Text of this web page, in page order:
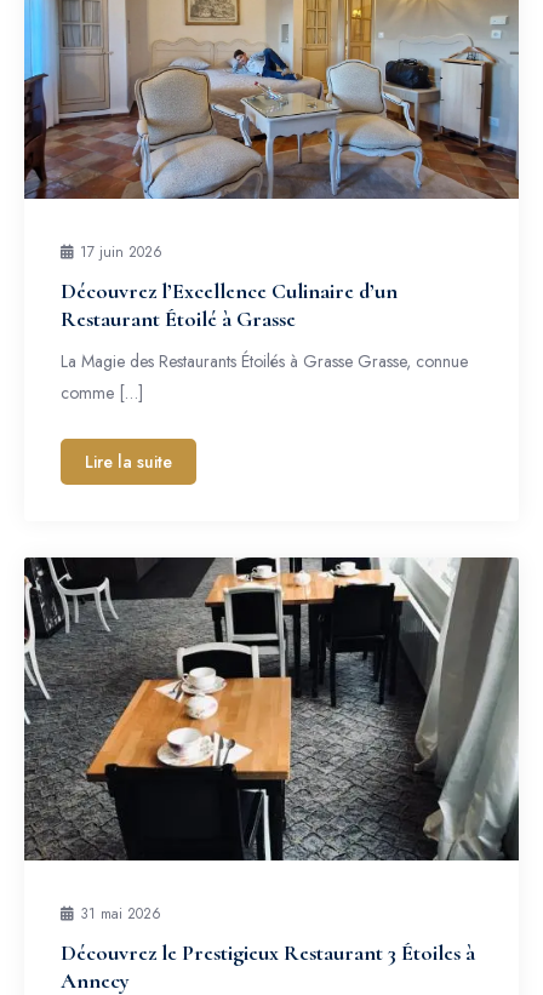
17 juin 2026
Découvrez l’Excellence Culinaire d’un
Restaurant Étoilé à Grasse
La Magie des Restaurants Étoilés à Grasse Grasse, connue
comme […]
Lire la suite
31 mai 2026
Découvrez le Prestigieux Restaurant 3 Étoiles à
Annecy